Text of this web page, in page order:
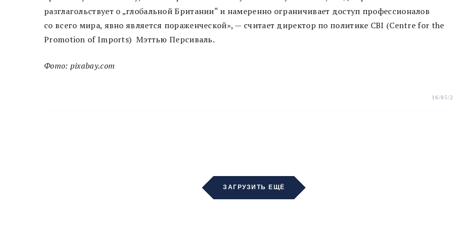
разглагольствует о „глобальной Британии“ и намеренно ограничивает доступ профессионалов
со всего мира, явно является пораженческой», — считает директор по политике CBI (Centre for the
Promotion of Imports) Мэттью Персиваль.
Фото: pixabay.com
16/05/
ЗАГРУЗИТЬ ЕЩЁ